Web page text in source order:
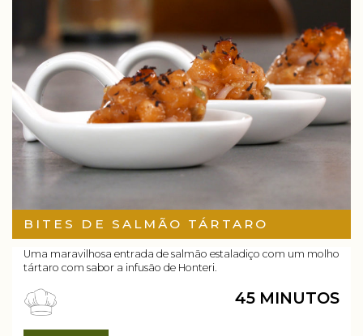
BITES DE SALMÃO TÁRTARO
Uma maravilhosa entrada de salmão estaladiço com um molho
tártaro com sabor a infusão de Honteri.
45 MINUTOS